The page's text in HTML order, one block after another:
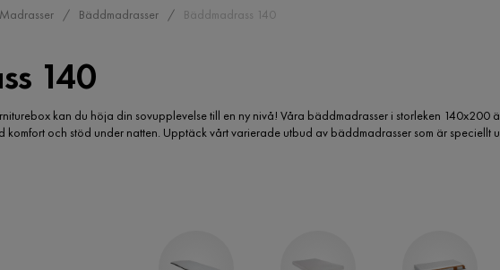
Madrasser Bäddmadrasser Bäddmadrass 140
140
kan du höja din sovupplevelse till en ny nivå! Våra bäddmadrasser i storleken 140x200
och stöd under natten. Upptäck vårt varierade utbud av bäddmadrasser som är speciellt
Oavsett om du föredrar en mjukare eller fastare känsla, finns det en bäddmadrass som passar